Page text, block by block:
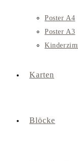
Poster A4
Poster A3
Karten
Blöcke